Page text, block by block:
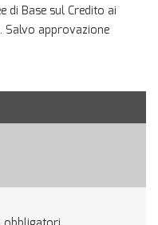
privacy*
dati per finalità di
di Base sul Credito ai
Salvo approvazione